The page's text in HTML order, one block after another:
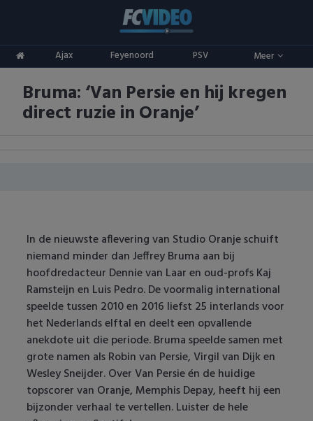
Ajax Feyenoord PSV Meer
ADO Den Haag
Ajax
FC Utrecht
Feyenoord
Heracles Almelo
NAC Breda
PEC Zwolle
Competities
Eredivisie
Champions League
Europa League
Conference League
Oranje
Bruma: ‘Van Persie en hij kregen
direct ruzie in Oranje’
In de nieuwste aflevering van Studio Oranje schuift
niemand minder dan Jeffrey Bruma aan bij
hoofdredacteur Dennie van Laar en oud-profs Kaj
Ramsteijn en Luis Pedro. De voormalig international
speelde tussen 2010 en 2016 liefst 25 interlands voor
het Nederlands elftal en deelt een opvallende
anekdote uit die periode. Bruma speelde samen met
grote namen als Robin van Persie, Virgil van Dijk en
Wesley Sneijder. Over Van Persie én de huidige
topscorer van Oranje, Memphis Depay, heeft hij een
bijzonder verhaal te vertellen. Luister de hele